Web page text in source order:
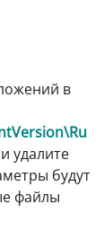
в
и удалите
будут
файлы